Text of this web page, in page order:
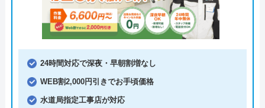
24時間対応で深夜・早朝割増なし
WEB割2,000円引きでお手頃価格
水道局指定工事店が対応